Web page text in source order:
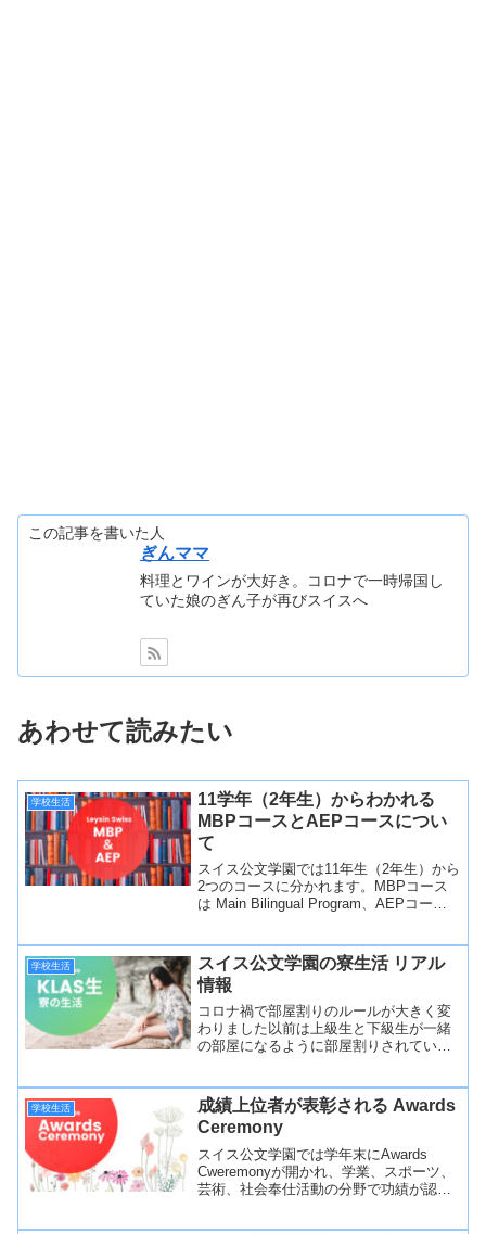
この記事を書いた人
ぎんママ
料理とワインが大好き。コロナで一時帰国し
ていた娘のぎん子が再びスイスへ
あわせて読みたい
学校生活
11学年（2年生）からわかれる
MBPコースとAEPコースについ
て
スイス公文学園では11年生（2年生）から
2つのコースに分かれます。MBPコース
は Main Bilingual Program、AEPコース
学校生活
スイス公文学園の寮生活 リアル
情報
コロナ禍で部屋割りのルールが大きく変
わりました以前は上級生と下級生が一緒
の部屋になるように部屋割りされていま
の生徒同士が同じ部屋になっています
2022.7現在ママ寮の...
学校生活
成績上位者が表彰される Awards
Ceremony
スイス公文学園では学年末にAwards
Cweremonyが開かれ、学業、スポーツ、
芸術、社会奉仕活動の分野で功績が認め